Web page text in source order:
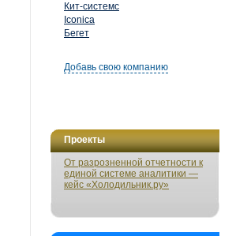
Кит-системс
Iconica
Бегет
Добавь свою компанию
Проекты
От разрозненной отчетности к
единой системе аналитики —
кейс «Холодильник.ру»